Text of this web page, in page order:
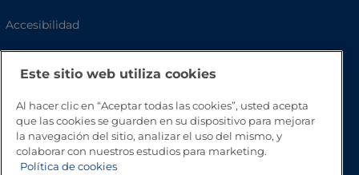
Accesibilidad
Este sitio web utiliza cookies
Al hacer clic en “Aceptar todas las cookies”, usted acepta
que las cookies se guarden en su dispositivo para mejorar
la navegación del sitio, analizar el uso del mismo, y
colaborar con nuestros estudios para marketing.
Política de cookies